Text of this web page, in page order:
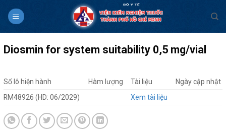
Diosmin for system suitability 0,5 mg/vial
Số lô hiện hành Hàm lượng Tài liệu
Ngày cập nhật
RM48926 (HD: 06/2029)
Xem tài liệu